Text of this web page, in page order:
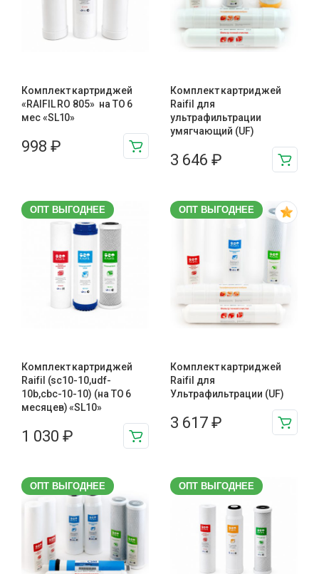
Комплект картриджей
«RAIFIL RO 805» на ТО 6
мес «SL10»
998 ₽
Комплект картриджей
Raifil для
ультрафильтрации
умягчающий (UF)
3 646 ₽
ОПТ ВЫГОДНЕЕ
Комплект картриджей
Raifil (sc10-10,udf-
10b,cbc-10-10) (на ТО 6
месяцев) «SL10»
1 030 ₽
ОПТ ВЫГОДНЕЕ
Комплект картриджей
Raifil для
Ультрафильтрации (UF)
3 617 ₽
ОПТ ВЫГОДНЕЕ ОПТ ВЫГОДНЕЕ